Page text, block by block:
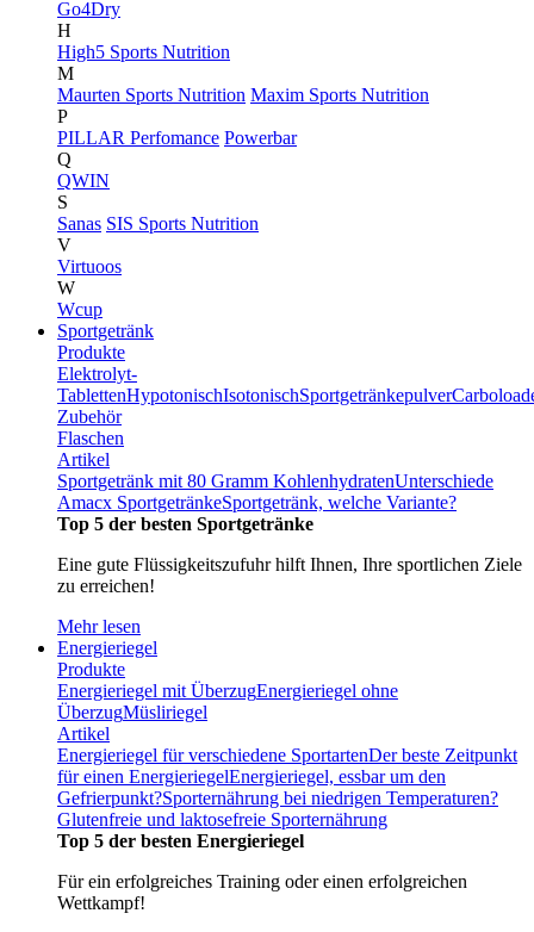
Go4Dry
H
High5 Sports Nutrition
M
Maurten Sports Nutrition Maxim Sports Nutrition
P
PILLAR Perfomance Powerbar
Q
QWIN
S
Sanas SIS Sports Nutrition
V
Virtuoos
W
Wcup
Sportgetränk
Produkte
Elektrolyt-
TablettenHypotonischIsotonischSportgetränkepulver
Zubehör
Flaschen
Artikel
Sportgetränk mit 80 Gramm KohlenhydratenUnterschiede
Amacx SportgetränkeSportgetränk, welche Variante?
Top 5 der besten Sportgetränke
Eine gute Flüssigkeitszufuhr hilft Ihnen, Ihre sportlichen Ziele
zu erreichen!
Mehr lesen
Energieriegel
Produkte
Energieriegel mit ÜberzugEnergieriegel ohne
ÜberzugMüsliriegel
Artikel
Energieriegel für verschiedene SportartenDer beste Zeitpunkt
für einen EnergieriegelEnergieriegel, essbar um den
Gefrierpunkt?Sporternährung bei niedrigen Temperaturen?
Glutenfreie und laktosefreie Sporternährung
Top 5 der besten Energieriegel
Für ein erfolgreiches Training oder einen erfolgreichen
Wettkampf!